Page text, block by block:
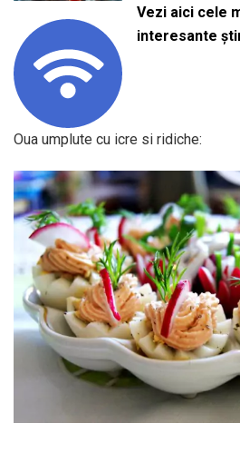
Vezi aici cele
interesante
Oua umplute cu icre si ridiche: